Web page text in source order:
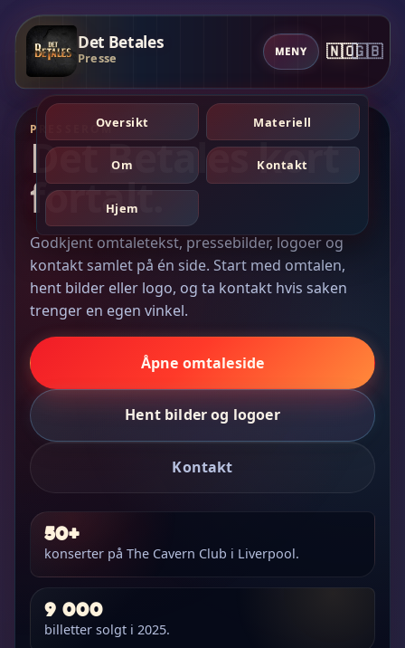
Det Betales
Presse MENY
Oversikt Materiell
Om Kontakt
Hjem
🇳🇴🇬🇧
PRESSEROM
Det Betales kort
fortalt.
Godkjent omtaletekst, pressebilder, logoer og
kontakt samlet på én side. Start med omtalen,
hent bilder eller logo, og ta kontakt hvis saken
trenger en egen vinkel.
Åpne omtaleside
Hent bilder og logoer
Kontakt
50+
konserter på The Cavern Club i Liverpool.
9 000
billetter solgt i 2025.